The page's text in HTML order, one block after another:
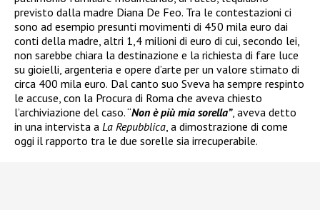
previsto dalla madre Diana De Feo. Tra le contestazioni ci
sono ad esempio presunti movimenti di 450 mila euro dai
conti della madre, altri 1,4 milioni di euro di cui, secondo lei,
non sarebbe chiara la destinazione e la richiesta di fare luce
su gioielli, argenteria e opere d’arte per un valore stimato di
circa 400 mila euro. Dal canto suo Sveva ha sempre respinto
le accuse, con la Procura di Roma che aveva chiesto
l’archiviazione del caso. “Non è più mia sorella”, aveva detto
in una intervista a La Repubblica, a dimostrazione di come
oggi il rapporto tra le due sorelle sia irrecuperabile.